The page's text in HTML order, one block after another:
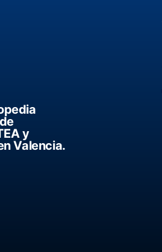
y
Valencia.